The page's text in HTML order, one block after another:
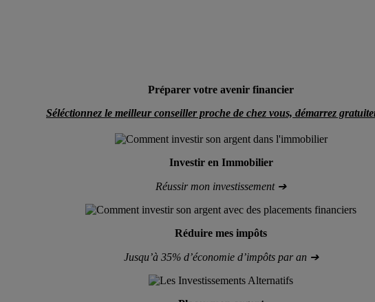
Préparer votre avenir financier
Séléctionnez le meilleur conseiller proche de chez vous, démarrez
Investir en Immobilier
Réussir mon investissement ➔
Réduire mes impôts
Jusqu’à35% d’économie d’impôts par an ➔